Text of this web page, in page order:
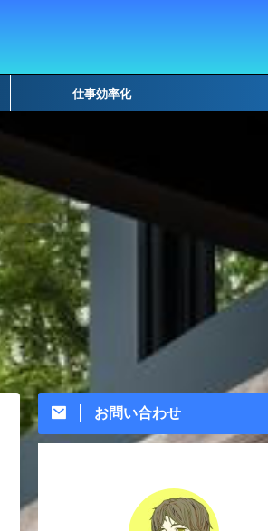
仕事効率化
お問い合わせ